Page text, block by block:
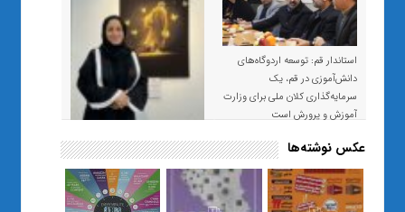
استاندار قم: توسعه اردوگاه‌های
دانش‌آموزی در قم، یک
سرمایه‌گذاری کلان ملی برای وزارت
آموزش و پرورش است
«صبر و اعتماد؛ روایت معلمی که
نسل Z را از بی‌هدفی به خودباوری
رساند / از یک کلاس ساده در قم تا
حضور مشترک معلم و هنرجویان
عکس نوشته‌ها